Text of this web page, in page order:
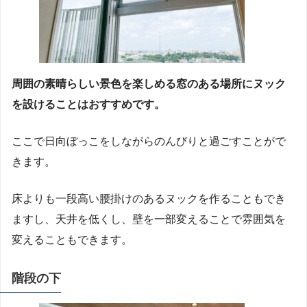
周囲の素晴らしい景色を楽しめる窓のある場所にヌック
を設けることはおすすめです。
ここで日向ぼっこをしながらのんびりと過ごすことがで
きます。
床よりも一段高い腰掛けのあるヌックを作ることもでき
ますし、天井を低くし、壁を一部変えることで雰囲気を
変えることもできます。
階段の下